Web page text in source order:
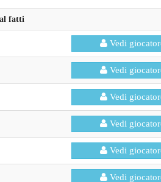
fatti
Vedi
Vedi
Vedi
Vedi
Vedi
Vedi